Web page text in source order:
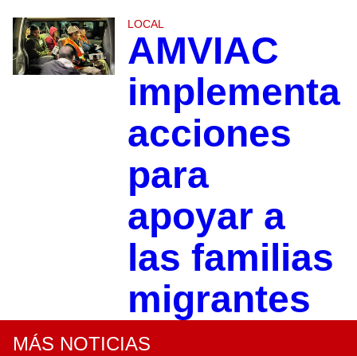
LOCAL
AMVIAC
implementa
acciones
para
apoyar a
las familias
migrantes
MÁS NOTICIAS